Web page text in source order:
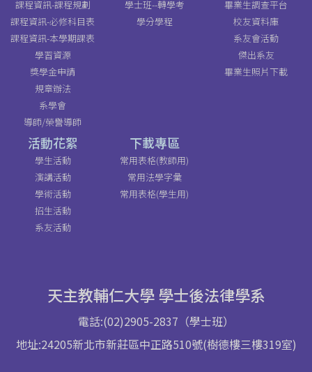
課程資訊-課程規劃
課程資訊-必修科目表
課程資訊-本學期課表
學習資源
獎學金申請
規章辦法
系學會
導師/榮譽導師
學士班--轉學考
學分學程
畢業生調查平台
校友資料庫
系友會活動
傑出系友
畢業生照片下載
活動花絮
學生活動
演講活動
學術活動
招生活動
系友活動
下載專區
常用表格(教師用)
常用法學字彙
常用表格(學生用)
天主教輔仁大學 學士後法律學系
電話:(02)2905-2837（學士班）
地址:24205新北市新莊區中正路510號(樹德樓三樓319室)